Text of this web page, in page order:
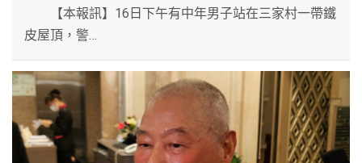
【本報訊】16日下午有中年男子站在三家村一帶鐵
皮屋頂，警…